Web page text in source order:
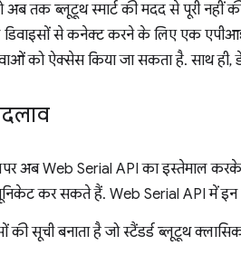
अब तक ब्लूटूथ स्मार्ट की मदद से पूरी
डिवाइसों से कनेक्ट करने के लिए एक
को ऐक्सेस किया जा सकता है. साथ
अब Web Serial API का इस्तेमाल
कर सकते हैं. Web Serial API में
सूची बनाता है जो स्टैंडर्ड ब्लूटूथ